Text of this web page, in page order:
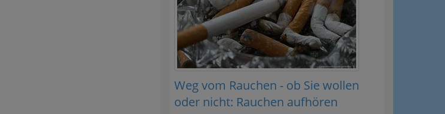
Weg vom Rauchen - ob Sie wollen
oder nicht: Rauchen aufhören